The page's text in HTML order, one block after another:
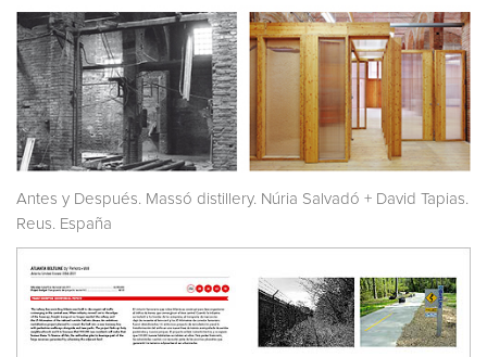
Antes y Después. Massó distillery. Núria Salvadó + David Tapias.
Reus. España